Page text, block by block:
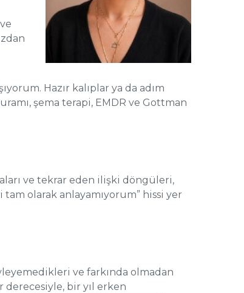
Hazır kalıplar ya da adım
şema terapi, EMDR ve Gottman
ve tekrar eden ilişki döngüleri,
olarak anlayamıyorum” hissi yer
ve farkında olmadan
bir yıl erken